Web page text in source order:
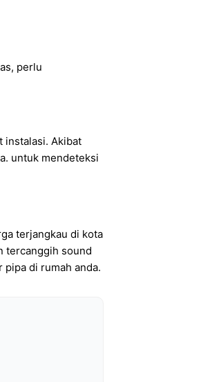
perlu
instalasi. Akibat
untuk mendeteksi
terjangkau di kota
tercanggih sound
di rumah anda.